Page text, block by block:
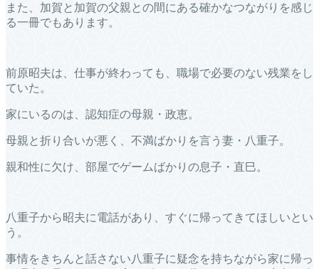
また、加賀と加賀の父親との間にある確かなつながりを感じ
る一冊でもあります。
前原昭夫は、仕事が終わっても、職場で必要のない残業をし
ていた。
家にいるのは、認知症の母親・政恵。
母親と折り合いが悪く、不満ばかりを言う妻・八重子。
親和性に欠け、部屋でゲームばかりの息子・直巳。
八重子から昭夫に電話があり、すぐに帰ってきてほしいとい
う。
事情をきちんと話さない八重子に疑念を持ちながら家に帰っ